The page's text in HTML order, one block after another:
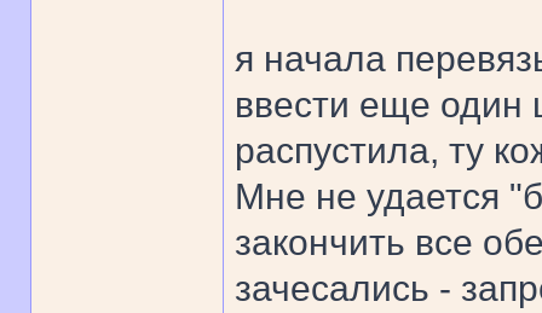
я начала
ввести еще один
распустила, ту
Мне не удается
закончить все
зачесались -